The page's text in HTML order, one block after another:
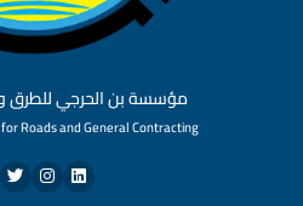
مؤسسة بن الحرجي للطرق
Roads and General Contracting